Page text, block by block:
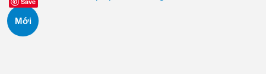
Mới